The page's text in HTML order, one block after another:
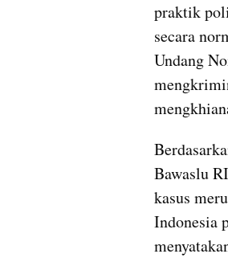
praktik
secara
Undang
Bawaslu
kasus
Indonesia